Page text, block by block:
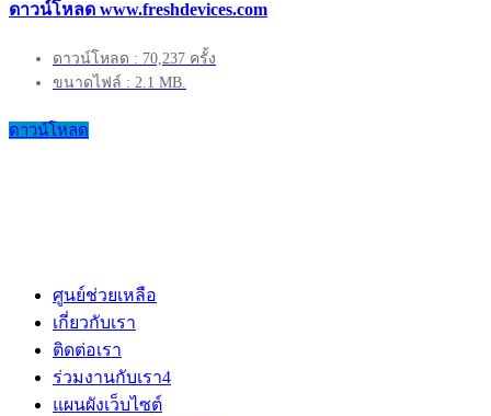
ดาวน์โหลด www.freshdevices.com
ดาวน์โหลด : 70,237 ครั้ง
ขนาดไฟล์ : 2.1 MB.
ดาวน์โหลด
ศูนย์ช่วยเหลือ
เกี่ยวกับเรา
ติดต่อเรา
ร่วมงานกับเรา4
แผนผังเว็บไซต์